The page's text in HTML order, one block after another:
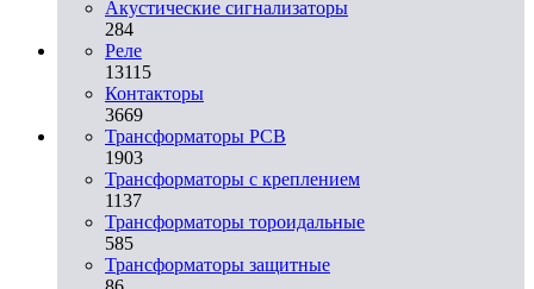
Акустические сигнализаторы
284
Реле
13115
Контакторы
3669
Трансформаторы PCB
1903
Трансформаторы с креплением
1137
Трансформаторы тороидальные
585
Трансформаторы защитные